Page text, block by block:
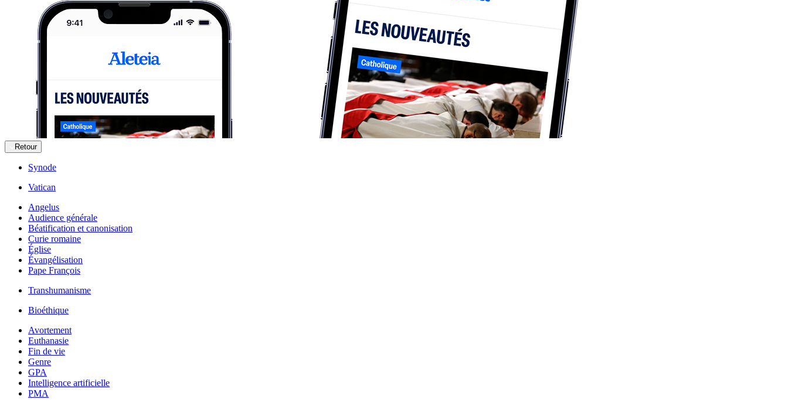
Retour
Synode
Vatican
Angelus
Audience générale
Béatification et canonisation
Curie romaine
Église
Évangélisation
Pape François
Transhumanisme
Bioéthique
Avortement
Euthanasie
Fin de vie
Genre
GPA
Intelligence artificielle
PMA